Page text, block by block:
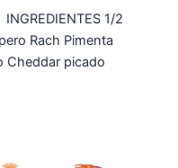
1/2
Rach Pimenta
Cheddar picado